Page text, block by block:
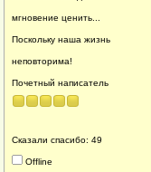
мгновение ценить...
Поскольку наша жизнь
неповторима!
Почетный написатель
Сказали спасибо: 49
Offline